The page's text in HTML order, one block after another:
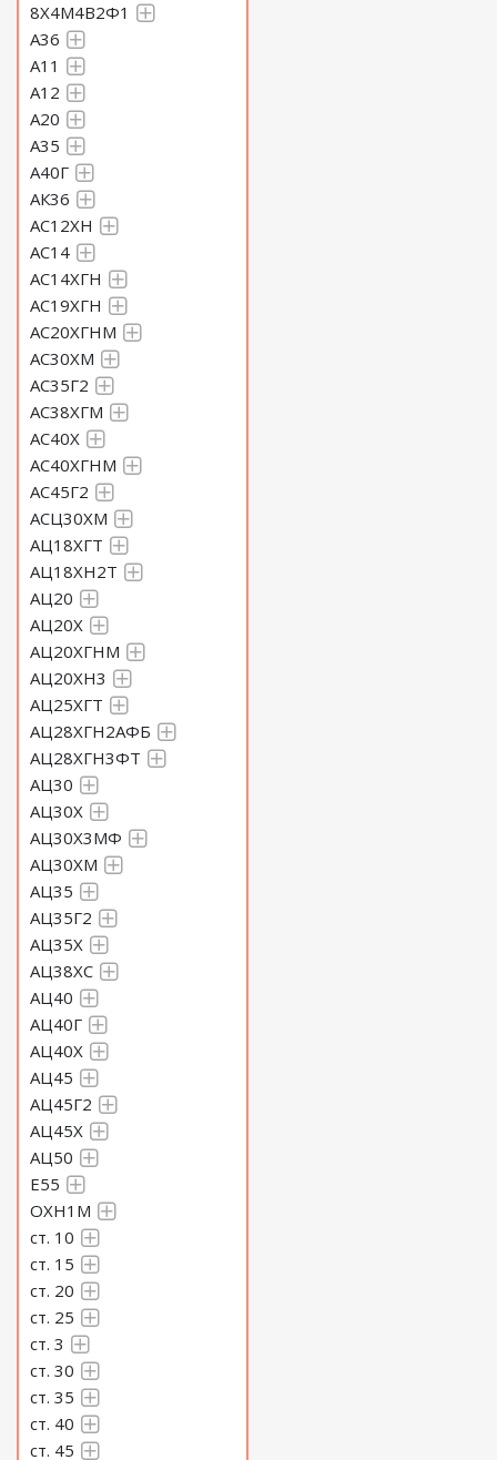
8Х4М4В2Ф1
A36
А11
А12
А20
А35
А40Г
АК36
АС12ХН
АС14
АС14ХГН
АС19ХГН
АС20ХГНМ
АС30ХМ
АС35Г2
АС38ХГМ
АС40Х
АС40ХГНМ
АС45Г2
АСЦ30ХМ
АЦ18ХГТ
АЦ18ХН2Т
АЦ20
АЦ20Х
АЦ20ХГНМ
АЦ20ХН3
АЦ25ХГТ
АЦ28ХГН2АФБ
АЦ28ХГН3ФТ
АЦ30
АЦ30Х
АЦ30Х3МФ
АЦ30ХМ
АЦ35
АЦ35Г2
АЦ35Х
АЦ38ХС
АЦ40
АЦ40Г
АЦ40Х
АЦ45
АЦ45Г2
АЦ45Х
АЦ50
Е55
ОХН1М
ст. 10
ст. 15
ст. 20
ст. 25
ст. 3
ст. 30
ст. 35
ст. 40
ст. 45